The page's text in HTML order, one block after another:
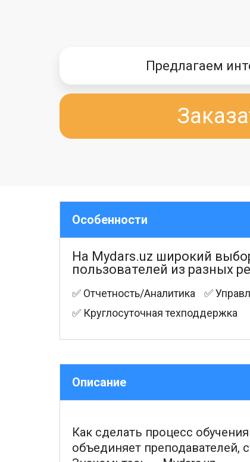
Предлагаем
Особенности
На Mydars.uz широкий
пользователей из разных
✅ Отчетность/Аналитика ✅
✅ Круглосуточная техподдержка
Описание
Как сделать процесс
объединяет преподавателей,